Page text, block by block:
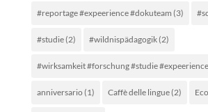
#reportage #expeerience #dokuteam (3)
#studie(2) #wildnispädagogik(2)
#wirksamkeit #forschung #studie #expeerience
anniversario (1) Caffè delle lingue(2)